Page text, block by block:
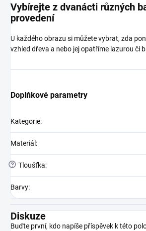
Vybírejte z dvanácti různých
provedení
U každého obrazu si můžete vybrat, zda
vzhled dřeva a nebo jej opatříme lazurou či
Doplňkové parametry
Kategorie:
Materiál :
? Tloušťka:
Barvy:
Diskuze
Buďte první, kdo napíše příspěvek k této